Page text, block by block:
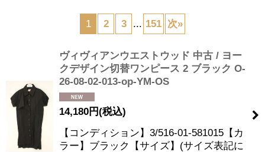
1 2 3 ... 151 次»
ヴィヴィアンウエストウッド 中古 / ヨー
クデザイン切替ワンピース 2 ブラック O-
26-08-02-013-op-YM-OS
14,180円(税込)
【コンディション】3/516-01-581015【カ
ラー】ブラック【サイズ】(サイズ表記に